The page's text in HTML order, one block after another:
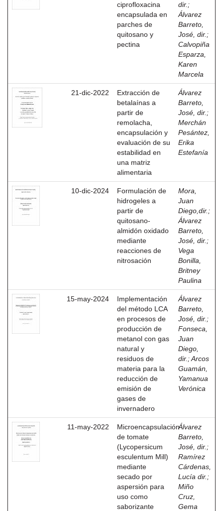
ciprofloxacina
encapsulada en
parches de
quitosano y
pectina
dir. ;
Álvarez
Barreto,
José, dir. ;
Calvopiña
Esparza,
Karen
Marcela
21-dic-2022
Extracción de
betalaínas a
partir de
remolacha,
encapsulación y
evaluación de su
estabilidad en
una matriz
alimentaria
Álvarez
Barreto,
José, dir. ;
Merchán
Pesántez,
Erika
Estefanía
10-dic-2024
Formulación de
hidrogeles a
partir de
quitosano-
almidón oxidado
mediante
reacciones de
nitrosación
Mora,
Juan
Diego,dir. ;
Álvarez
Barreto,
José, dir. ;
Vega
Bonilla,
Britney
Paulina
15-may-2024
Implementación
del método LCA
en procesos de
producción de
metanol con gas
natural y
residuos de
materia para la
reducción de
emisión de
gases de
invernadero
Álvarez
Barreto,
José, dir. ;
Fonseca,
Juan
Diego,
dir. ;Arcos
Guamán,
Yamanua
Verónica
11-may-2022
Microencapsulación
de tomate
(Lycopersicum
esculentum Mill)
mediante
secado por
aspersión para
uso como
saborizante
Álvarez
Barreto,
José, dir. ;
Ramírez
Cárdenas,
Lucía dir. ;
Miño
Cruz,
Gema